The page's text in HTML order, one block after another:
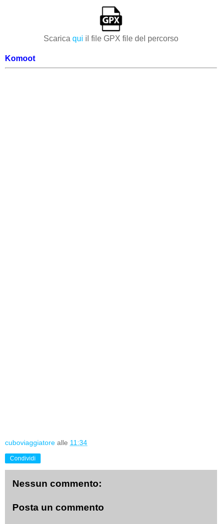
Scarica qui il file GPX file del percorso
Komoot
cuboviaggiatore alle 11:34
Condividi
Nessun commento:
Posta un commento